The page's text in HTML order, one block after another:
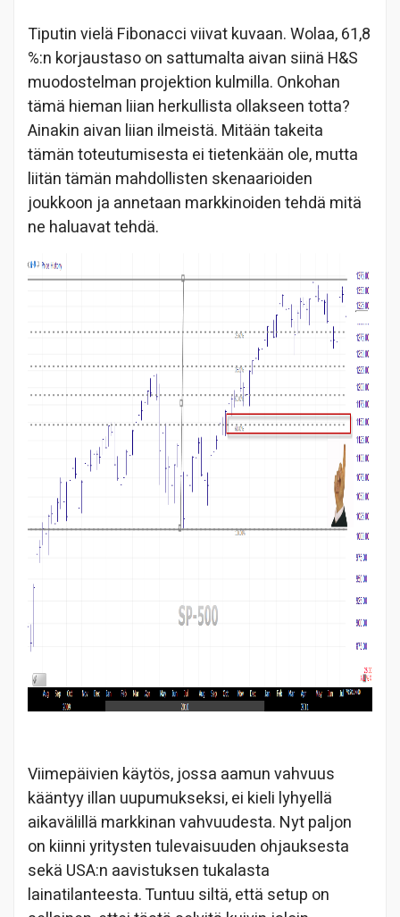
Tiputin vielä Fibonacci viivat kuvaan. Wolaa, 61,8
%:n korjaustaso on sattumalta aivan siinä H&S
muodostelman projektion kulmilla. Onkohan
tämä hieman liian herkullista ollakseen totta?
Ainakin aivan liian ilmeistä. Mitään takeita
tämän toteutumisesta ei tietenkään ole, mutta
liitän tämän mahdollisten skenaarioiden
joukkoon ja annetaan markkinoiden tehdä mitä
ne haluavat tehdä.
Viimepäivien käytös, jossa aamun vahvuus
kääntyy illan uupumukseksi, ei kieli lyhyellä
aikavälillä markkinan vahvuudesta. Nyt paljon
on kiinni yritysten tulevaisuuden ohjauksesta
sekä USA:n aavistuksen tukalasta
lainatilanteesta. Tuntuu siltä, että setup on